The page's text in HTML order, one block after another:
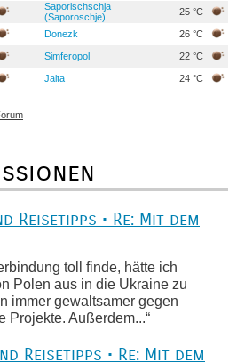
Saporischschja
(Saporoschje)
25 °C
Donezk 26 °C
Simferopol 22 °C
Jalta
24 °C
Reisetipps • Re: Mit dem
toll finde, hätte ich
Polen aus in die Ukraine zu
immer gewaltsamer gegen
Projekte. Außerdem...“
Reisetipps • Re: Mit dem